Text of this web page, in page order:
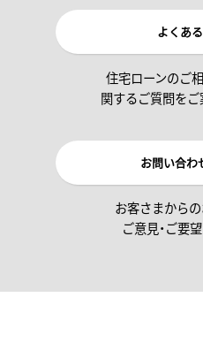
よくあ
住宅ローンのご
関するご質問をご
お問い合わ
お客さまからの
ご意見・ご要